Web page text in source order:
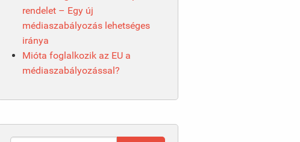
rendelet – Egy új
médiaszabályozás lehetséges
iránya
Mióta foglalkozik az EU a
médiaszabályozással?